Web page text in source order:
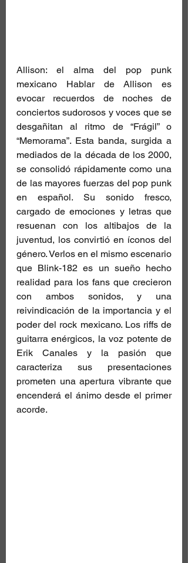
Allison: el alma del pop punk
mexicano Hablar de Allison es
evocar recuerdos de noches de
conciertos sudorosos y voces que se
desgañitan al ritmo de “Frágil” o
“Memorama”. Esta banda, surgida a
mediados de la década de los 2000,
se consolidó rápidamente como una
de las mayores fuerzas del pop punk
en español. Su sonido fresco,
cargado de emociones y letras que
resuenan con los altibajos de la
juventud, los convirtió en íconos del
género. Verlos en el mismo escenario
que Blink-182 es un sueño hecho
realidad para los fans que crecieron
con ambos sonidos, y una
reivindicación de la importancia y el
poder del rock mexicano. Los riffs de
guitarra enérgicos, la voz potente de
Erik Canales y la pasión que
caracteriza sus presentaciones
prometen una apertura vibrante que
encenderá el ánimo desde el primer
acorde.